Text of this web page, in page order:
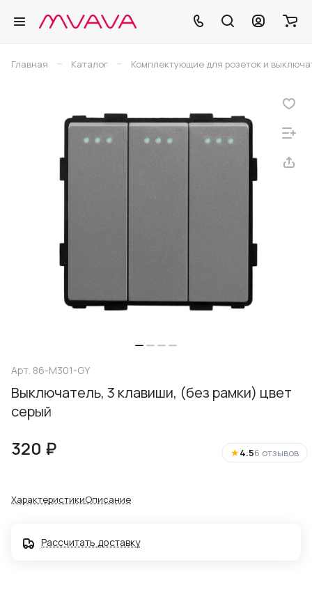
Главная – Каталог – Комплектующие для розеток и
Арт. 86-M301-GY
Выключатель, 3 клавиши, (без рамки) цвет
серый
320 ₽ ★4.56 отзывов
ХарактеристикиОписание
Рассчитать доставку